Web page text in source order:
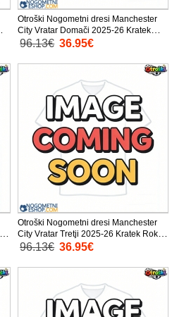
Otroški Nogometni dresi Manchester
City Vratar Domači 2025-26 Kratek
Rokav (+ Kratke hlače)
96.13€ 36.95€
Otroški Nogometni dresi Manchester
City Vratar Tretji 2025-26 Kratek Rokav
(+ Kratke hlače)
96.13€ 36.95€